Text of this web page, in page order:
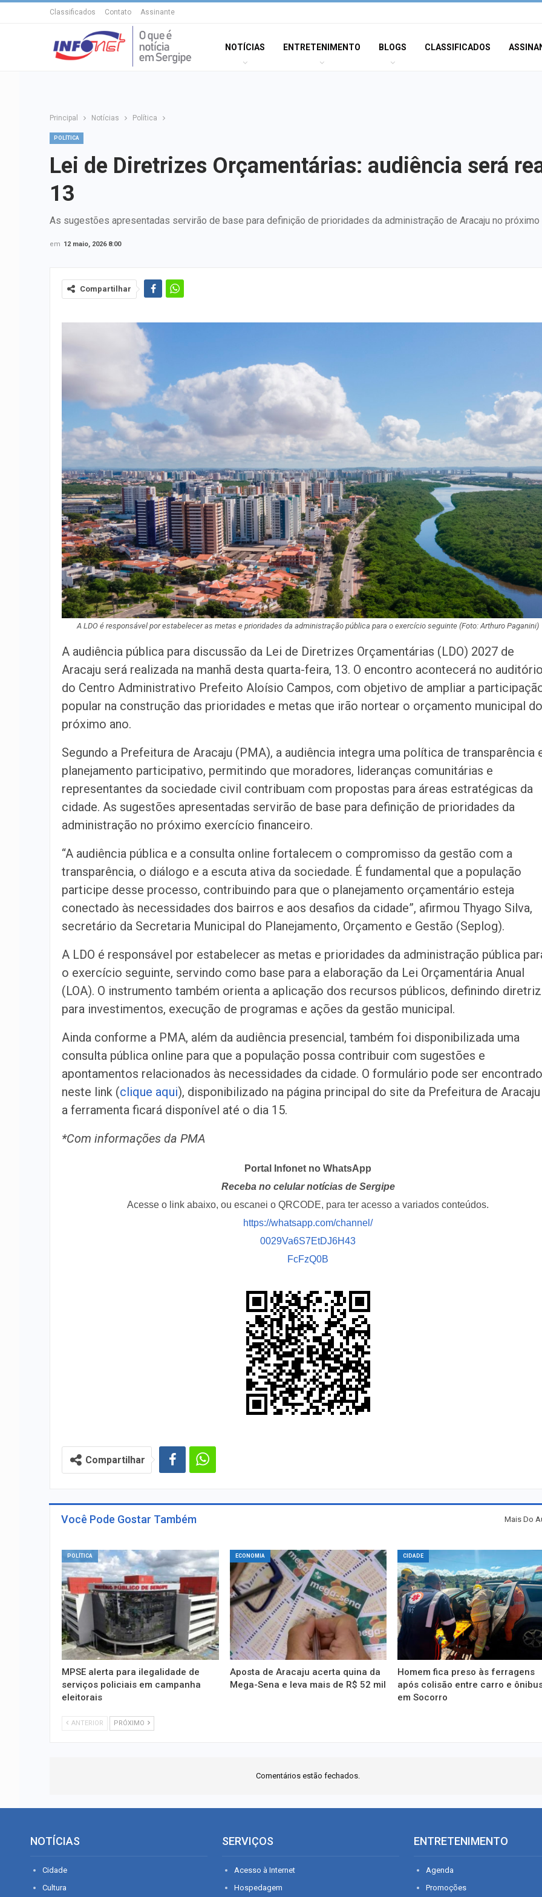
Classificados Contato Assinante
NOTÍCIAS ENTRETENIMENTO BLOGS CLASSIFICADOS
Principal Notícias Política
POLÍTICA
Lei de Diretrizes Orçamentárias: audiência será
13
As sugestões apresentadas servirão de base para definição de prioridades da administração de Aracaju no
em 12 maio, 2026 8:00
Compartilhar
A LDO é responsável por estabelecer as metas e prioridades da administração pública para o exercício seguinte(Foto: Arthuro Paganini)
A audiência pública para discussão da Lei de Diretrizes Orçamentárias (LDO) 2027 de
Aracaju será realizada na manhã desta quarta-feira, 13. O encontro acontecerá no
do Centro Administrativo Prefeito Aloísio Campos, com objetivo de ampliar a
popular na construção das prioridades e metas que irão nortear o orçamento municipal do
próximo ano.
Segundo a Prefeitura de Aracaju (PMA), a audiência integra uma política de transparência
planejamento participativo, permitindo que moradores, lideranças comunitárias e
representantes da sociedade civil contribuam com propostas para áreas estratégicas da
cidade. As sugestões apresentadas servirão de base para definição de prioridades da
administração no próximo exercício financeiro.
“A audiência pública e a consulta online fortalecem o compromisso da gestão com a
transparência, o diálogo e a escuta ativa da sociedade. É fundamental que a população
participe desse processo, contribuindo para que o planejamento orçamentário esteja
conectado às necessidades dos bairros e aos desafios da cidade”, afirmou Thyago Silva,
secretário da Secretaria Municipal do Planejamento, Orçamento e Gestão (Seplog).
A LDO é responsável por estabelecer as metas e prioridades da administração pública
o exercício seguinte, servindo como base para a elaboração da Lei Orçamentária Anual
(LOA). O instrumento também orienta a aplicação dos recursos públicos, definindo
para investimentos, execução de programas e ações da gestão municipal.
Ainda conforme a PMA, além da audiência presencial, também foi disponibilizada uma
consulta pública online para que a população possa contribuir com sugestões e
apontamentos relacionados às necessidades da cidade. O formulário pode ser encontrado
neste link (clique aqui), disponibilizado na página principal do site da Prefeitura de
a ferramenta ficará disponível até o dia 15.
*Com informações da PMA
Portal Infonet no WhatsApp
Receba no celular notícias de Sergipe
Acesse o link abaixo, ou escanei o QRCODE, para ter acesso a variados conteúdos.
https://whatsapp.com/channel/
0029Va6S7EtDJ6H43
FcFzQ0B
Compartilhar
Você Pode Gostar Também Mais Do
POLÍTICA
MPSE alerta para ilegalidade de
serviços policiais em campanha
eleitorais
ECONOMIA
Aposta de Aracaju acerta quina da
Mega-Sena e leva mais de R$ 52 mil
CIDADE
Homem fica preso às ferragens
após colisão entre carro e
em Socorro
ANTERIOR PRÓXIMO
Comentários estão fechados.
adoção animal
Homem é preso
investigado por
vulnerável em
Fim de semana
tem
especial no
Prêmio
Caso Flávia
primeira
acontece nesta
NOTÍCIAS
Cidade
Cultura
SERVIÇOS
Acesso à Internet
Hospedagem
ENTRETENIMENTO
Agenda
Promoções